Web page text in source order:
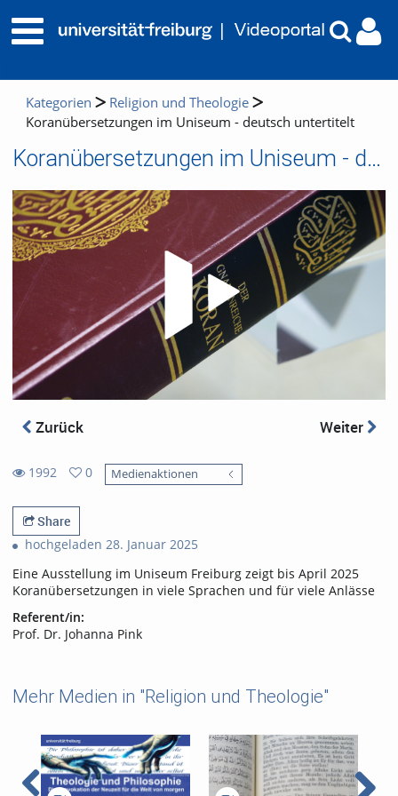
Kategorien
Religion und Theologie
Koranübersetzungen im Uniseum - deutsch untertitelt
Koranübersetzungen im Uniseum - deutsch untertitelt
Zurück Weiter
1992
views
0
favorites
Medienaktionen
Share
hochgeladen 28. Januar 2025
Eine Ausstellung im Uniseum Freiburg zeigt bis April 2025
Koranübersetzungen in viele Sprachen und für viele Anlässe
Referent/in:
Prof. Dr. Johanna Pink
Mehr Medien in "Religion und Theologie"